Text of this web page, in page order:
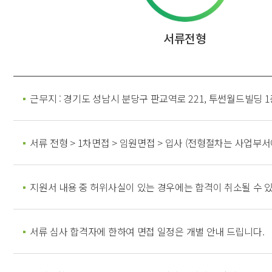
서류전형
근무지 : 경기도 성남시 분당구 판교역로 221, 투썬월드빌딩
서류 전형 > 1차면접 > 임원면접 > 입사 (전형절차는 사업부
지원서 내용 중 허위사실이 있는 경우에는 합격이 취소될 수
서류 심사 합격자에 한하여 면접 일정은 개별 안내 드립니다.